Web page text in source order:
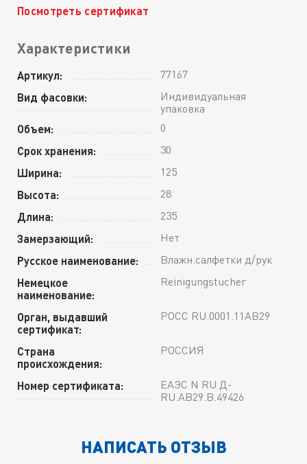
Посмотреть сертификат
Характеристики
Артикул: 77167
Вид фасовки:
Индивидуальная
упаковка
Объем: 0
Срок хранения: 30
Ширина: 125
Высота: 28
Длина: 235
Замерзающий: Нет
Русское наименование: Влажн.салфетки д/рук
Немецкое
наименование:
Reinigungstucher
Орган, выдавший
сертификат:
РОСС RU.0001.11АВ29
Страна
происхождения:
РОССИЯ
Номер сертификата:
ЕАЭС N RU Д-
RU.АВ29.В.49426
НАПИСАТЬ ОТЗЫВ